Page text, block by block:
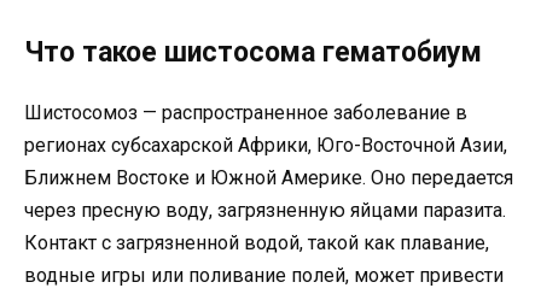
Что такое шистосома гематобиум
Шистосомоз — распространенное заболевание в
регионах субсахарской Африки, Юго-Восточной Азии,
Ближнем Востоке и Южной Америке. Оно передается
через пресную воду, загрязненную яйцами паразита.
Контакт с загрязненной водой, такой как плавание,
водные игры или поливание полей, может привести